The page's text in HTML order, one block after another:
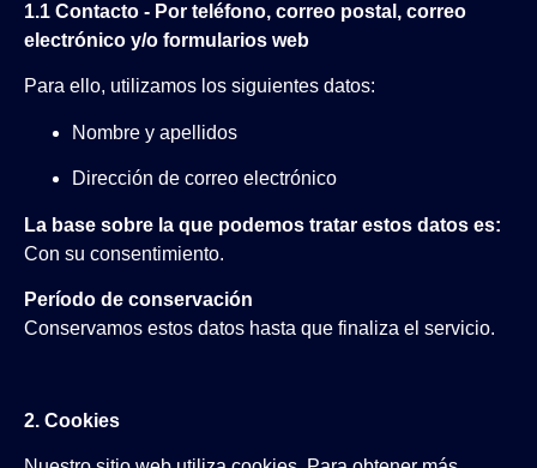
1.1 Contacto - Por teléfono, correo postal, correo
electrónico y/o formularios web
Para ello, utilizamos los siguientes datos:
Nombre y apellidos
Dirección de correo electrónico
La base sobre la que podemos tratar estos datos es:
Con su consentimiento.
Período de conservación
Conservamos estos datos hasta que finaliza el servicio.
2. Cookies